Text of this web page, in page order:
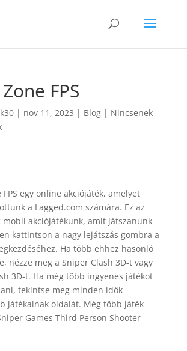
FPS
| nov 11, 2023 | Blog| Nincsenek
FPS egy online akciójáték, amelyet
a Lagged.com számára. Ez az
mobil akciójátékunk, amit játszanunk
kattintson a nagy lejátszás gombra a
Ha több ehhez hasonló
nézze meg a Sniper Clash 3D-t vagy
3D-t. Ha még több ingyenes játékot
tekintse meg minden idők
játékainak oldalát. Még több játék
Games Third Person Shooter